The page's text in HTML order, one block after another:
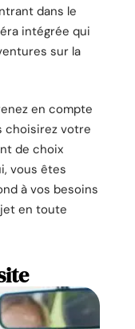
dans le
intégrée qui
sur la
en compte
choisirez votre
de choix
vous êtes
à vos besoins
en toute